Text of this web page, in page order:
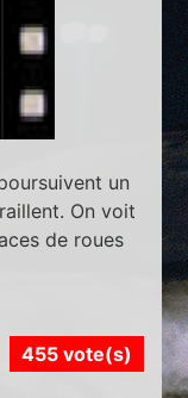
un
On voit
de roues
455 vote(s)